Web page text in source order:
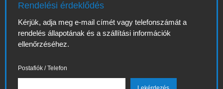
Rendelési érdeklődés
Kérjük, adja meg e-mail címét vagy telefonszámát a
rendelés állapotának és a szállítási információk
ellenőrzéséhez.
Postafiók / Telefon